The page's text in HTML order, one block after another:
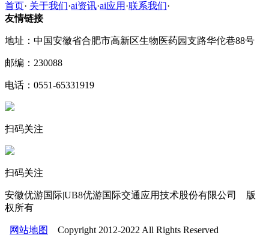
首页· 关于我们·ai资讯·ai应用 ·联系我们·
友情链接
地址：中国安徽省合肥市高新区生物医药园支路华佗巷88号
邮编：230088
电话：0551-65331919
扫码关注
扫码关注
安徽优游国际|UB8优游国际交通应用技术股份有限公司 版
权所有
网站地图 Copyright 2012-2022 All Rights Reserved